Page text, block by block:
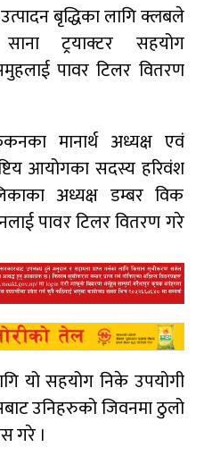
बृद्धिका लागि क्लबले
ट्रयाक्टर सहयोग
पावर टिलर वितरण
मानार्थ अध्यक्ष एवं
आयोगका सदस्य हरिवंश
अध्यक्ष डम्बर विक
पावर टिलर वितरण गरे
यो सहयोग निके उपयोगी
उनिहरुको जिवनमा ठुलो
गरे ।